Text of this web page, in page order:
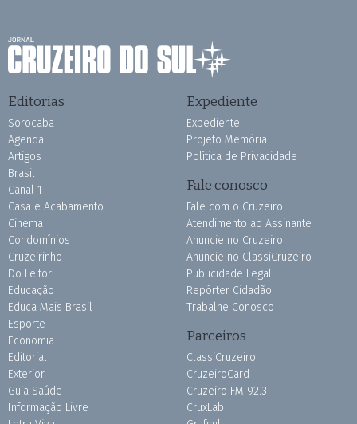
Editorias
Sorocaba
Agenda
Artigos
Brasil
Canal 1
Casa e Acabamento
Cinema
Condomínios
Cruzeirinho
Do Leitor
Educação
Educa Mais Brasil
Esporte
Economia
Editorial
Exterior
Guia Saúde
Informação Livre
Expediente
Expediente
Projeto Memória
Política de Privacidade
Fale conosco
Fale com o Cruzeiro
Atendimento ao Assinante
Anuncie no Cruzeiro
Anuncie no ClassiCruzeiro
Publicidade Legal
Repórter Cidadão
Trabalhe Conosco
Parceiros
ClassiCruzeiro
CruzeiroCard
Cruzeiro FM 92.3
CruxLab